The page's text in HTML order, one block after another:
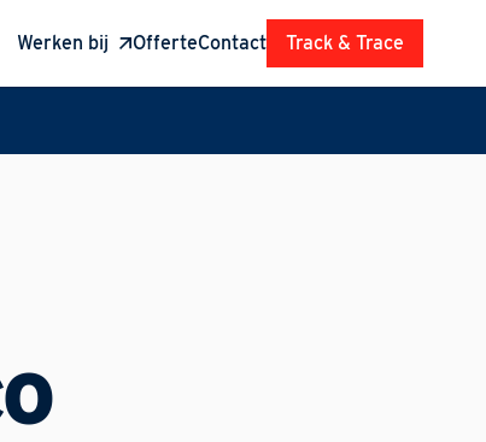
Werken bij OfferteContact Track & Trace